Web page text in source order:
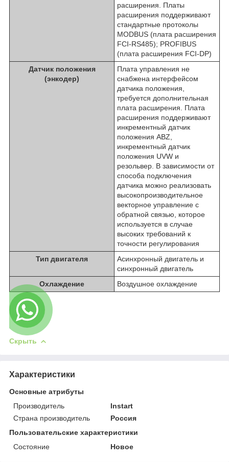
расширения. Платы
расширения поддерживают
стандартные протоколы
MODBUS (плата расширения
FCI-RS485); PROFIBUS
(плата расширения FCI-DP)
Датчик положения
(энкодер)
Плата управления не
снабжена интерфейсом
датчика положения,
требуется дополнительная
плата расширения. Плата
расширения поддерживают
инкрементный датчик
положения АBZ,
инкрементный датчик
положения UVW и
резольвер. В зависимости от
способа подключения
датчика можно реализовать
высокопроизводительное
векторное управление с
обратной связью, которое
используется в случае
высоких требований к
точности регулирования
Тип двигателя
Асинхронный двигатель и
синхронный двигатель
Охлаждение
Воздушное охлаждение
Скрыть
Характеристики
Основные атрибуты
Производитель
Instart
Страна производитель
Россия
Пользовательские характеристики
Состояние
Новое